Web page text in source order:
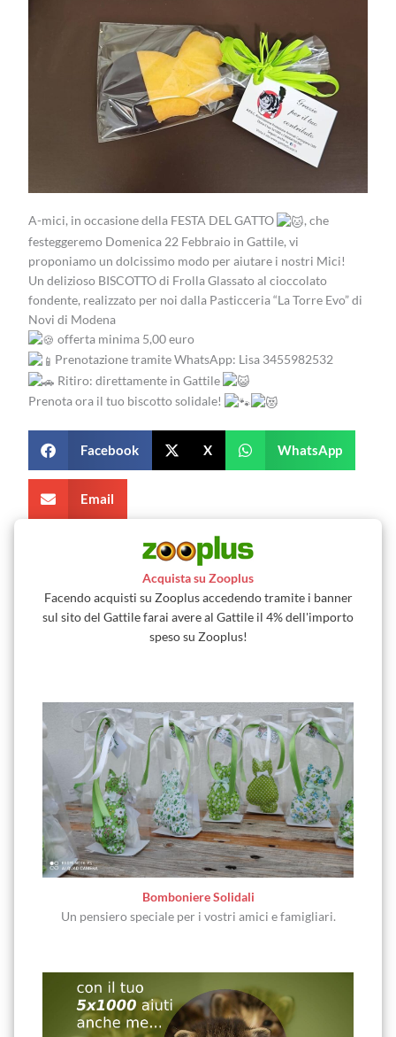
A-mici, in occasione della FESTA DEL GATTO
, che
festeggeremo Domenica 22 Febbraio in Gattile, vi
proponiamo un dolcissimo modo per aiutare i nostri Mici!
Un delizioso BISCOTTO di Frolla Glassato al cioccolato
fondente, realizzato per noi dalla Pasticceria “La Torre Evo” di
Novi di Modena
offerta minima 5,00 euro
Prenotazione tramite WhatsApp: Lisa 3455982532
Ritiro: direttamente in Gattile
Prenota ora il tuo biscotto solidale!
Facebook X WhatsApp
Email
Acquista su Zooplus
Facendo acquisti su Zooplus accedendo tramite i banner
sul sito del Gattile farai avere al Gattile il 4% dell'importo
speso su Zooplus!
Bomboniere Solidali
Un pensiero speciale per i vostri amici e famigliari.